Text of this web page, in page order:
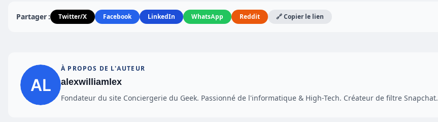
Partager : Twitter/X Facebook LinkedIn WhatsApp Reddit 🔗 Copier le lien
À PROPOS DE L'AUTEUR
alexwilliamlex
Fondateur du site Conciergerie du Geek. Passionné de l'informatique & High-Tech. Créateur de filtre Snapchat.